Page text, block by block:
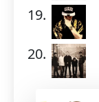
19.
20.